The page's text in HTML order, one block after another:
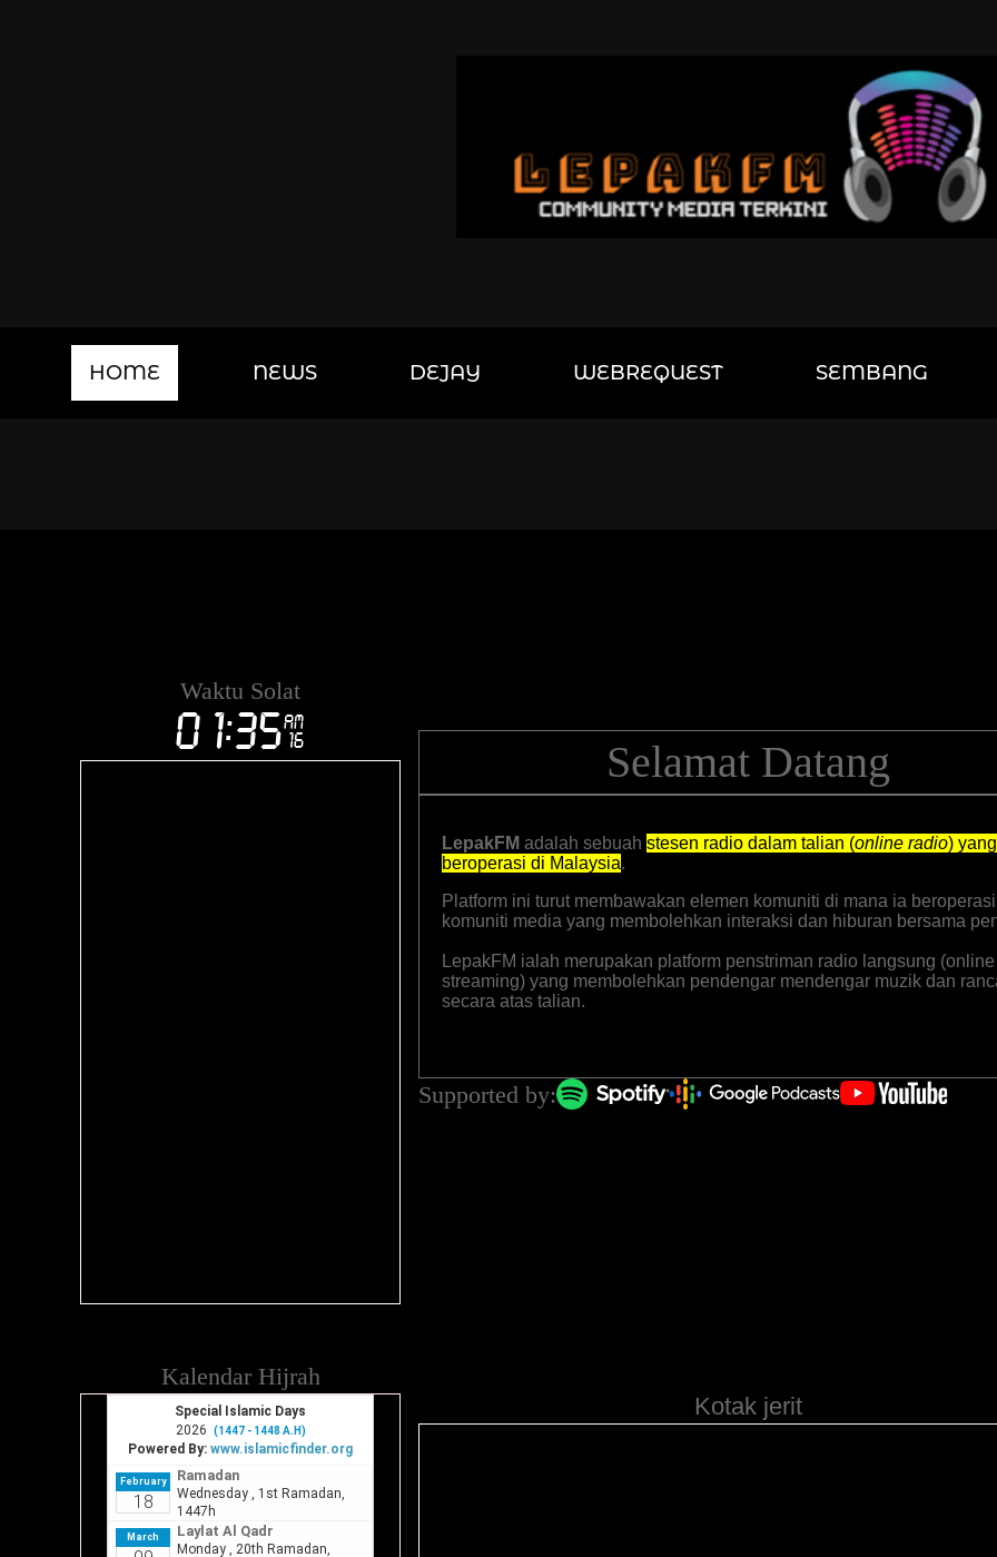
HOME NEWS DEJAY WEBREQUEST SEMBANG
Waktu Solat
Kalendar Hijrah
Selamat Datang
LepakFM adalah sebuah stesen radio dalam talian (online radio) yang
beroperasi di Malaysia.
Platform ini turut membawakan elemen komuniti di mana ia
komuniti media yang membolehkan interaksi dan hiburan bersama
LepakFM ialah merupakan platform penstriman radio langsung
streaming) yang membolehkan pendengar mendengar muzik dan
secara atas talian.
Supported by:
Kotak jerit